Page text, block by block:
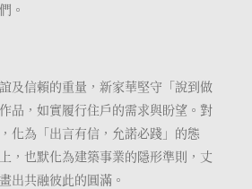
。
及信賴的重量，新家華堅守「說到做
品，如實履行住戶的需求與盼望。對
化為「出言有信，允諾必踐」的態
，也默化為建築事業的隱形準則，丈
出共融彼此的圓滿。